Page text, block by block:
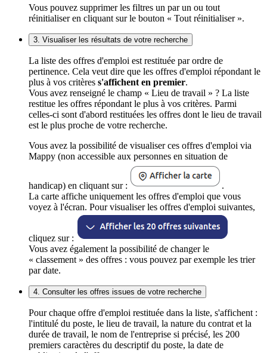
Vous pouvez supprimer les filtres un par un ou tout
réinitialiser en cliquant sur le bouton « Tout réinitialiser ».
3. Visualiser les résultats de votre recherche
La liste des offres d'emploi est restituée par ordre de
pertinence. Cela veut dire que les offres d'emploi répondant le
plus à vos critères s'affichent en premier.
Vous avez renseigné le champ « Lieu de travail » ? La liste
restitue les offres répondant le plus à vos critères. Parmi
celles-ci sont d'abord restituées les offres dont le lieu de travail
est le plus proche de votre recherche.
Vous avez la possibilité de visualiser ces offres d'emploi via
Mappy (non accessible aux personnes en situation de
handicap) en cliquant sur :
.
La carte affiche uniquement les offres d'emploi que vous
voyez à l'écran. Pour visualiser les offres d'emploi suivantes,
cliquez sur :
Vous avez également la possibilité de changer le
« classement » des offres : vous pouvez par exemple les trier
par date.
4. Consulter les offres issues de votre recherche
Pour chaque offre d'emploi restituée dans la liste, s'affichent :
l'intitulé du poste, le lieu de travail, la nature du contrat et la
durée de travail, le nom de l'entreprise si précisé, les 200
premiers caractères du descriptif du poste, la date de